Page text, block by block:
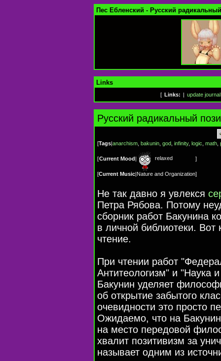
Пес Ебленский - Русский
Links
[ Links: update journal
Русский радикальный
[Tags|anarchism bakunin god infinity, logic math
[Current Mood| relaxed ]
[Current Music|Nature and Organization]
Не так давно я увлекся
Петра Рябова. Потому
сборник работ Бакунина
в личной библиотеки.
чтение.
При чтении работ
Антитеологизм" и "Наука
Бакунин уделяет
об открытие забытого
очевидности это просто
Ожидаемо, что на
на место передовой
хвалит позитивизм за
называет одним из